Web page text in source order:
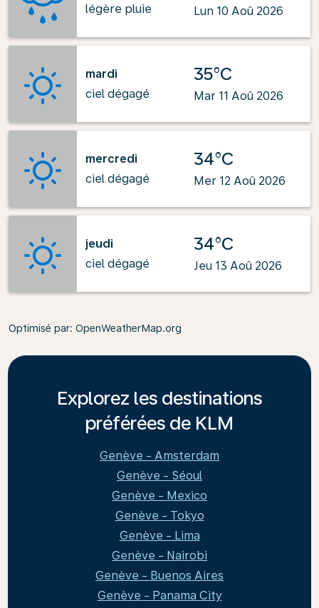
légère pluie
Lun 10 Aoû 2026
mardi
ciel dégagé
35°C
Mar 11 Aoû 2026
mercredi
ciel dégagé
34°C
Mer 12 Aoû 2026
jeudi
ciel dégagé
34°C
Jeu 13 Aoû 2026
Optimisé par: OpenWeatherMap.org
Explorez les destinations
préférées de KLM
Genève - Amsterdam
Genève - Séoul
Genève - Mexico
Genève - Tokyo
Genève - Lima
Genève - Nairobi
Genève - Buenos Aires
Genève - Panama City